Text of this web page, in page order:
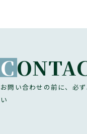
C
お問い合わせの前に、必
い